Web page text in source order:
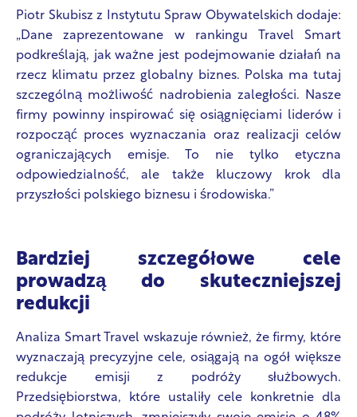
Piotr Skubisz z Instytutu Spraw Obywatelskich dodaje:
„Dane zaprezentowane w rankingu Travel Smart
podkreślają, jak ważne jest podejmowanie działań na
rzecz klimatu przez globalny biznes. Polska ma tutaj
szczególną możliwość nadrobienia zaległości. Nasze
firmy powinny inspirować się osiągnięciami liderów i
rozpocząć proces wyznaczania oraz realizacji celów
ograniczających emisje. To nie tylko etyczna
odpowiedzialność, ale także kluczowy krok dla
przyszłości polskiego biznesu i środowiska.”
Bardziej szczegółowe cele
prowadzą do skuteczniejszej
redukcji
Analiza Smart Travel wskazuje również, że firmy, które
wyznaczają precyzyjne cele, osiągają na ogół większe
redukcje emisji z podróży służbowych.
Przedsiębiorstwa, które ustaliły cele konkretnie dla